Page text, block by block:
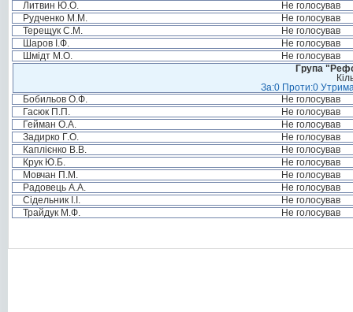
Литвин Ю.О.
Не голосував
Рудченко М.М.
Не голосував
Терещук С.М.
Не голосував
Шаров І.Ф.
Не голосував
Шмідт М.О.
Не голосував
Група
За:0 Проти:0
Бобильов О.Ф.
Не голосував
Гасюк П.П.
Не голосував
Гейман О.А.
Не голосував
Задирко Г.О.
Не голосував
Каплієнко В.В.
Не голосував
Крук Ю.Б.
Не голосував
Мовчан П.М.
Не голосував
Радовець А.А.
Не голосував
Сідельник І.І.
Не голосував
Трайдук М.Ф.
Не голосував